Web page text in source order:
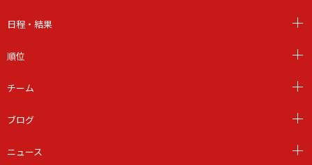
日程・結果
順位
チーム
ブログ
ニュース